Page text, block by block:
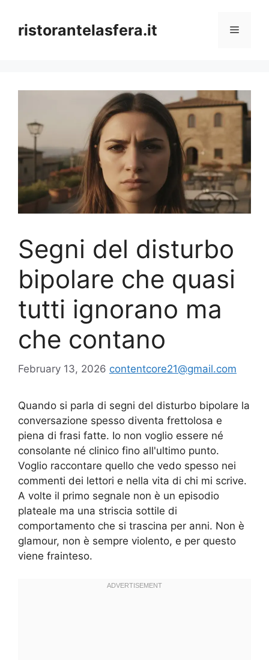
contentristorantelasfera.it Menu
Segni del disturbo
bipolare che quasi
tutti ignorano ma
che contano
February 13, 2026 contentcore21@gmail.com
Quando si parla di segni del disturbo bipolare la
conversazione spesso diventa frettolosa e
piena di frasi fatte. Io non voglio essere né
consolante né clinico fino all'ultimo punto.
Voglio raccontare quello che vedo spesso nei
commenti dei lettori e nella vita di chi mi scrive.
A volte il primo segnale non è un episodio
plateale ma una striscia sottile di
comportamento che si trascina per anni. Non è
glamour, non è sempre violento, e per questo
viene frainteso.